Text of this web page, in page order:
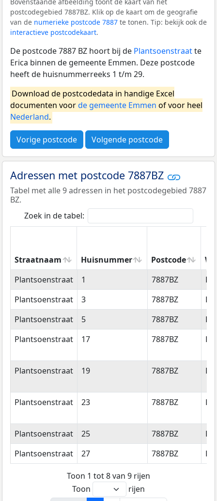
Bovenstaande afbeelding toont de kaart van het
postcodegebied 7887BZ. Klik op de kaart om de geografie
van de numerieke postcode 7887 te tonen. Tip: bekijk ook de
interactieve postcodekaart.
De postcode 7887 BZ hoort bij de Plantsoenstraatte
Erica binnen de gemeente Emmen. Deze postcode
heeft de huisnummerreeks 1 t/m 29.
Download de postcodedata in handige Excel
documenten voorde gemeente Emmen of voor heel
Nederland.
Vorige postcode Volgende postcode
Adressen met postcode 7887BZ
Tabel met alle 9 adressen in het postcodegebied 7887
BZ.
Zoek in de tabel:
Straatnaam Huisnummer Postcode
Straatnaam
Huisnummer Postcode
Plantsoenstraat 1 7887BZ
Plantsoenstraat
3 7887BZ
Plantsoenstraat
5 7887BZ
Plantsoenstraat
17 7887BZ
Plantsoenstraat 19 7887BZ
Plantsoenstraat 23 7887BZ
Plantsoenstraat 25 7887BZ
Plantsoenstraat
27 7887BZ
Toon 1 tot 8 van 9 rijen
Toon
rijen